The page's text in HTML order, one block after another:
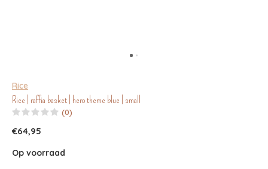
Rice
Rice | raffia basket | hero theme blue | small
(0)
€64,95
Op voorraad